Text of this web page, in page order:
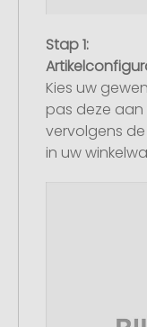
Stap 1:
Kies uw
pas deze aan
vervolgens
in uw